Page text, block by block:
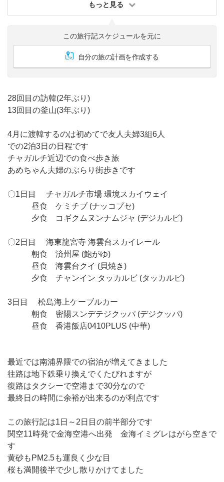
もっと見る
この旅行記スケジュールを元に
自分の旅の計画を作成する
28回目の訪韓(2年ぶり)
13回目の釜山(3年ぶり)
4月に渡韓するのは初めてで友人夫婦3組6人
での2泊3日の日程です
チャガルチ近辺での食べ歩き旅
あめちゃん夫婦のぶらり街歩きです
〇1日目 チャガルチ市場 環境スカイウェイ
昼食 ケミチブ (ナッコプセ)
夕食 コギクムヌンナムジャ (デジカルビ)
〇2日目 海東龍宮寺 海雲台スカイレール
朝食 済州屋 (鮑がゆ)
昼食 海雲台クイ (貝焼き)
夕食 チャンイン タッカルビ (タッカルビ)
3日目 松島海上ケーブルカー
朝食 密陽スンデテジクッパ (デジクッパ)
昼食 香港飯店0410PLUS (中華)
最近では南浦界隈での宿泊が増えてきました
往路は地下鉄乗り換えでくたびれますが
復路はタクシーで空港まで30分なので
最終日の時間に余裕が出来るのが利点です
この旅行記は1日～2日目の前半部分です
関空11時発で金海空港へ出発 金海イミグレはがら空きで
す
黄砂もPM2.5も運良く少な目
桜も満開後半で少し散りかけてました